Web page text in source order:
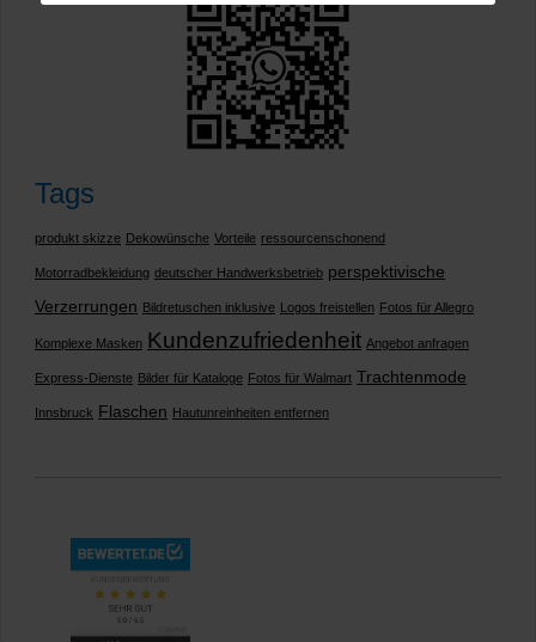
Tags
produkt skizze Dekowünsche Vorteile ressourcenschonend
Motorradbekleidung deutscher Handwerksbetrieb perspektivische
Verzerrungen Bildretuschen inklusive Logos freistellen Fotos für Allegro
Komplexe Masken Kundenzufriedenheit Angebot anfragen
Express-Dienste Bilder für Kataloge Fotos für Walmart Trachtenmode
Innsbruck Flaschen Hautunreinheiten entfernen